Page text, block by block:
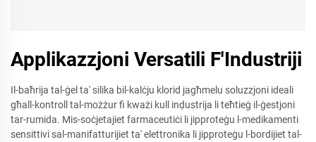
Applikazzjoni Versatili F'Industriji
Il-baħrija tal-ġel ta' silika bil-kalċju klorid jagħmelu soluzzjoni ideali
għall-kontroll tal-możżur fi kważi kull inḍustrija li teħtieġ il-ġestjoni
tar-rumida. Mis-soċjetajiet farmaceutiċi li jipproteġu l-medikamenti
sensittivi sal-manifatturijiet ta' elettronika li jipproteġu l-bordijiet tal-